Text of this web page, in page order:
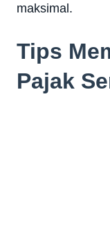
maksimal.
Tips
Pajak